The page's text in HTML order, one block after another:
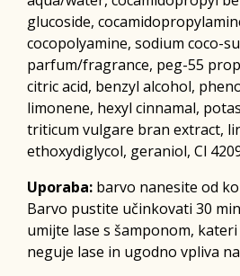
glucoside,
cocopolyamine, sodium coco-
parfum/fragrance, peg-55
citric acid, benzyl alcohol,
limonene, hexyl cinnamal,
triticum vulgare bran extract,
ethoxydiglycol, geraniol, Cl
Uporaba: barvo nanesite od
Barvo pustite učinkovati 30
umijte lase s šamponom,
neguje lase in ugodno vpliva